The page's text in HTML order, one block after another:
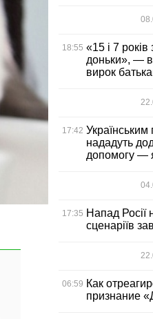
18:55 «15 і 7
доньки», —
вирок
17:42 Українським
нададуть
допомогу —
17:35 Напад Росії
сценаріїв
06:59 Как
признание